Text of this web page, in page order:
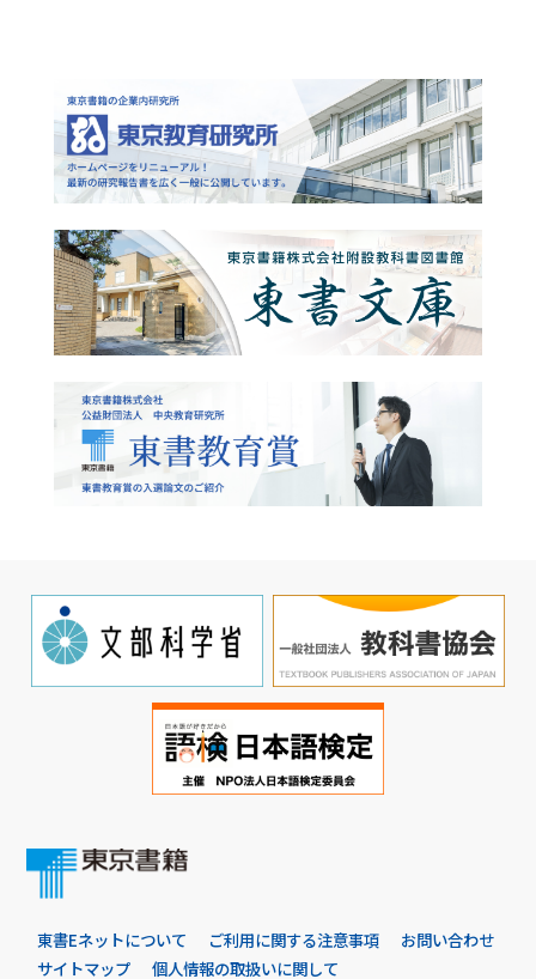
東書Eネットについて ご利用に関する注意事項
お問い合わせ
サイトマップ
個人情報の取扱いに関して